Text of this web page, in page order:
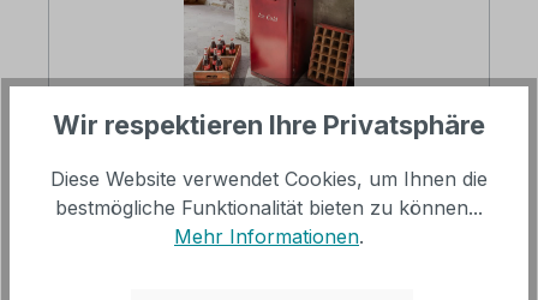
Metall vintage rot/weiss| B/H: ca.42 x
149 cm
Wir respektieren Ihre Privatsphäre
Diese Website verwendet Cookies, um Ihnen die
bestmögliche Funktionalität bieten zu können...
Mehr Informationen.